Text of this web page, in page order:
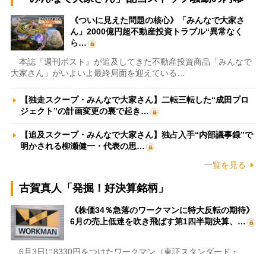
《ついに見えた問題の核心》「みんなで大家さ
ん」2000億円超不動産投資トラブル“異常なく
ら…
本誌『週刊ポスト』が追及してきた不動産投資商品「みんなで
大家さん」がいよいよ最終局面を迎えている…
【独走スクープ・みんなで大家さん】二転三転した“成田プロ
ジェクト”の計画変更の裏で起き…
【追及スクープ・みんなで大家さん】独占入手“内部議事録”で
明かされる柳瀬健一・代表の思…
一覧を見る
古賀真人「発掘！好決算銘柄」
《株価34％急落のワークマンに特大反転の期待》
6月の売上低迷を吹き飛ばす第1四半期決算、…
6月3日に8330円をつけたワークマン（東証スタンダード・